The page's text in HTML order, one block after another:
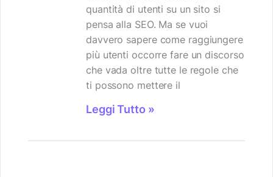
quantità di utenti su un sito si
pensa alla SEO. Ma se vuoi
davvero sapere come raggiungere
più utenti occorre fare un discorso
che vada oltre tutte le regole che
ti possono mettere il
Leggi Tutto »